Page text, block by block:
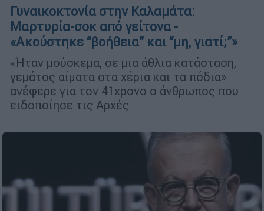
Γυναικοκτονία στην Καλαμάτα:
Μαρτυρία-σοκ από γείτονα -
«Ακούστηκε “βοήθεια” και “μη, γιατί;”»
«Ήταν μούσκεμα, σε μια άθλια κατάσταση,
γεμάτος αίματα στα χέρια και τα πόδια»
ανέφερε για τον 41χρονο ο άνθρωπος που
ειδοποίησε τις Αρχές